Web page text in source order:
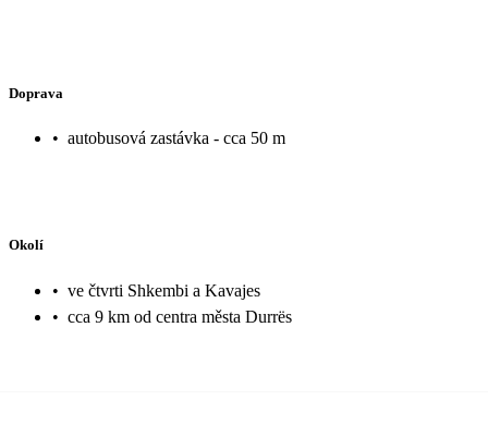
Doprava
• autobusová zastávka - cca 50 m
Okolí
• ve čtvrti Shkembi a Kavajes
• cca 9 km od centra města Durrës